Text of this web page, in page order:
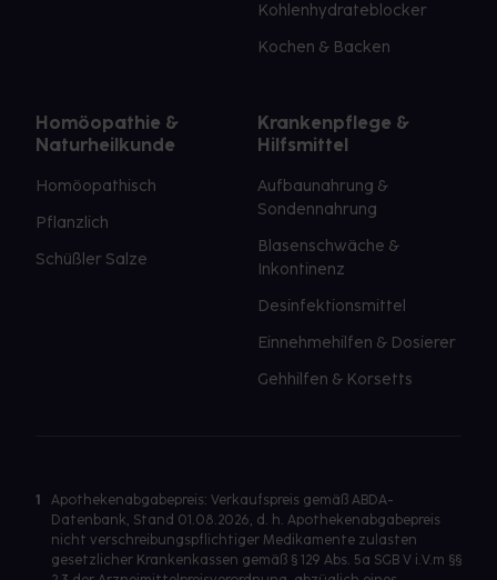
Kohlenhydrateblocker
Kochen & Backen
Homöopathie &
Naturheilkunde
Homöopathisch
Pflanzlich
Schüßler Salze
Krankenpflege &
Hilfsmittel
Aufbaunahrung &
Sondennahrung
Blasenschwäche &
Inkontinenz
Desinfektionsmittel
Einnehmehilfen & Dosierer
Gehhilfen & Korsetts
1
Apothekenabgabepreis: Verkaufspreis gemäß ABDA-
Datenbank, Stand 01.08.2026, d. h. Apothekenabgabepreis
nicht verschreibungspflichtiger Medikamente zulasten
gesetzlicher Krankenkassen gemäß § 129 Abs. 5a SGB V i.V.m §§